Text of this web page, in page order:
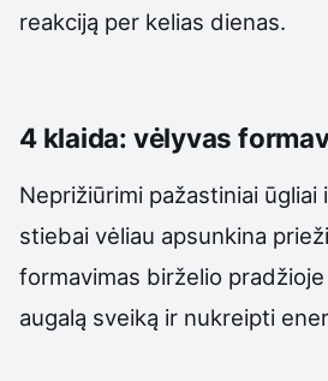
reakciją per kelias dienas.
4 klaida: vėlyvas
Neprižiūrimi pažastiniai
stiebai vėliau apsunkina
formavimas birželio
augalą sveiką ir nukreipti